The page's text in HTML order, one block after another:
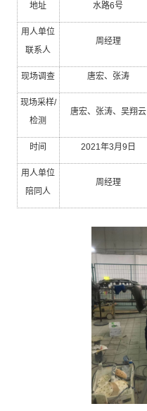
地址
水路6号
用人单位
联系人
周经理
现场调查 唐宏、张涛
现场采样/
检测
唐宏、张涛、吴翔云
时间 2021年3月 9 日
用人单位
陪同人
周经理